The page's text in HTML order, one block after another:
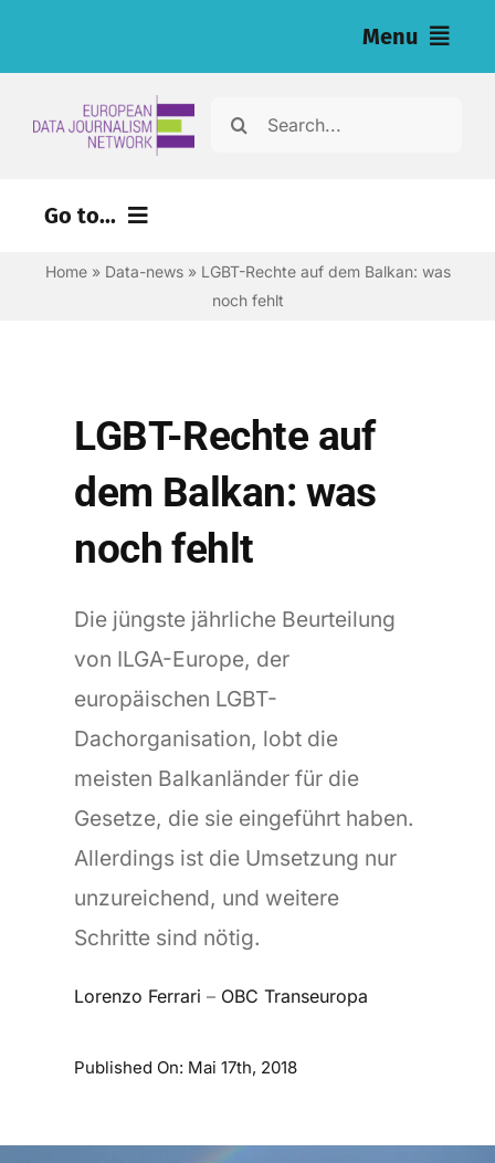
Menu
Search
Go to...
Home» Data-news» LGBT-Rechte auf dem Balkan: was
noch fehlt
LGBT-Rechte auf
dem Balkan: was
noch fehlt
Die jüngste jährliche Beurteilung
von ILGA-Europe, der
europäischen LGBT-
Dachorganisation, lobt die
meisten Balkanländer für die
Gesetze, die sie eingeführt haben.
Allerdings ist die Umsetzung nur
unzureichend, und weitere
Schritte sind nötig.
Lorenzo Ferrari – OBC Transeuropa
Published On: Mai 17th, 2018